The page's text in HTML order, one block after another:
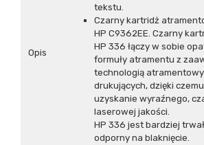
Opis
tekstu.
Czarny kartridż
HP C9362EE. Czarny
HP 336 łączy w sobie
formuły atramentu z
technologią
drukujących, dzięki
uzyskanie wyraźnego,
laserowej jakości.
HP 336 jest bardziej
odporny na blaknięcie.